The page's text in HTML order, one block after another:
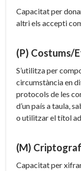
Capacitat per
altri els accepti
(P) Costums/
S’utilitza per
circumstància en
protocols de les
d’un país a taula,
o utilitzar el títol
(M)
Capacitat per